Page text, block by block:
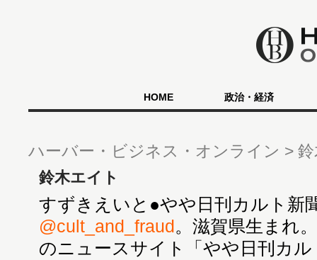
HOME 政治・経済
ハーバー・ビジネス・オンライン
鈴木エイト
すずきえいと●やや日刊カルト新
@cult_and_fraud 。滋賀県生まれ
のニュースサイト「やや日刊カ